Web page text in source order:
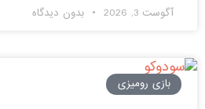
آگوست 3, 2026 بدون دیدگاه
بازی رومیزی